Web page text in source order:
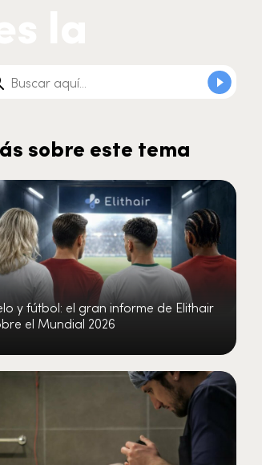
sobre este tema
y fútbol: el gran informe de Elithair
el Mundial 2026